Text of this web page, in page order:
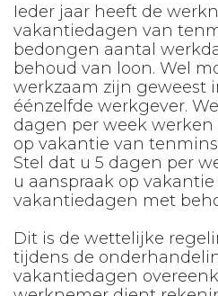
Ieder jaar heeft de
vakantiedagen van
bedongen aantal
behoud van loon. Wel
werkzaam zijn geweest
éénzelfde werkgever.
dagen per week
op vakantie van
Stel dat u 5 dagen per
u aanspraak op vakantie
vakantiedagen met
Dit is de wettelijke
tijdens de
vakantiedagen